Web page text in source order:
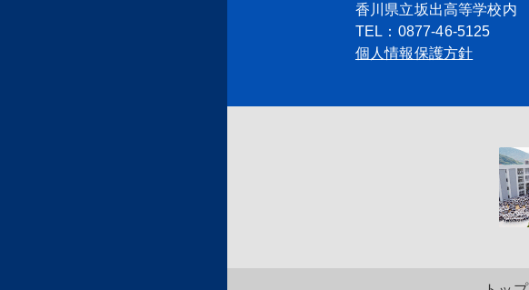
香川県立坂出高等学校内
TEL：0877-46-5125
個人情報保護方針